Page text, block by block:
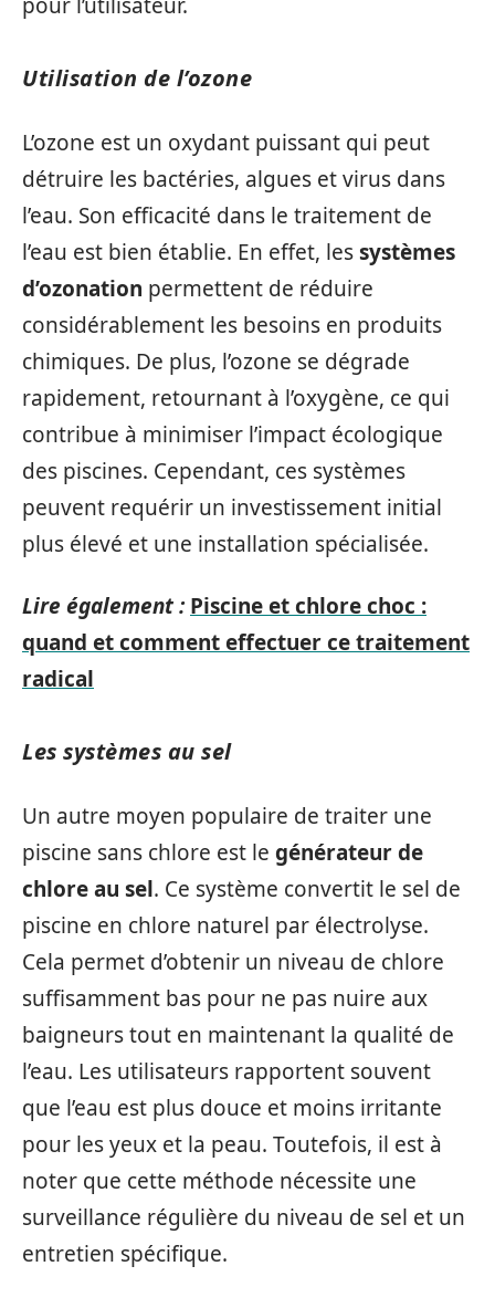
Utilisation de l’ozone
L’ozone est un oxydant puissant qui peut
détruire les bactéries, algues et virus dans
l’eau. Son efficacité dans le traitement de
l’eau est bien établie. En effet, lessystèmes
d’ozonation permettent de réduire
considérablement les besoins en produits
chimiques. De plus, l’ozone se dégrade
rapidement, retournant à l’oxygène, ce qui
contribue à minimiser l’impact écologique
des piscines. Cependant, ces systèmes
peuvent requérir un investissement initial
plus élevé et une installation spécialisée.
Lire également : Piscine et chlore choc :
quand et comment effectuer ce traitement
radical
Les systèmes au sel
Un autre moyen populaire de traiter une
piscine sans chlore est le générateur de
chlore au sel. Ce système convertit le sel de
piscine en chlore naturel par électrolyse.
Cela permet d’obtenir un niveau de chlore
suffisamment bas pour ne pas nuire aux
baigneurs tout en maintenant la qualité de
l’eau. Les utilisateurs rapportent souvent
que l’eau est plus douce et moins irritante
pour les yeux et la peau. Toutefois, il est à
noter que cette méthode nécessite une
surveillance régulière du niveau de sel et un
entretien spécifique.